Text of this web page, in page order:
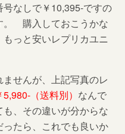
なしで￥10,395-ですの
。 購入しておこうかな
っと安いレプリカユニ
せんが、上記写真のレ
5,980-（送料別） なんで
、その違いが分からな
たら、これでも良いか